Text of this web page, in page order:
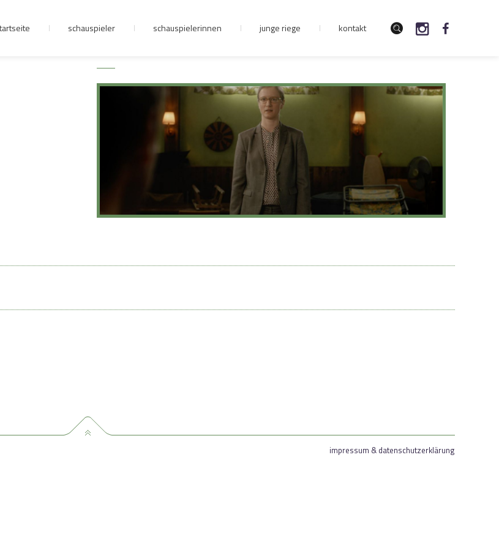
junge riege
schauspieler schauspielerinnen junge riege kontakt
impressum & datenschutzerklärung